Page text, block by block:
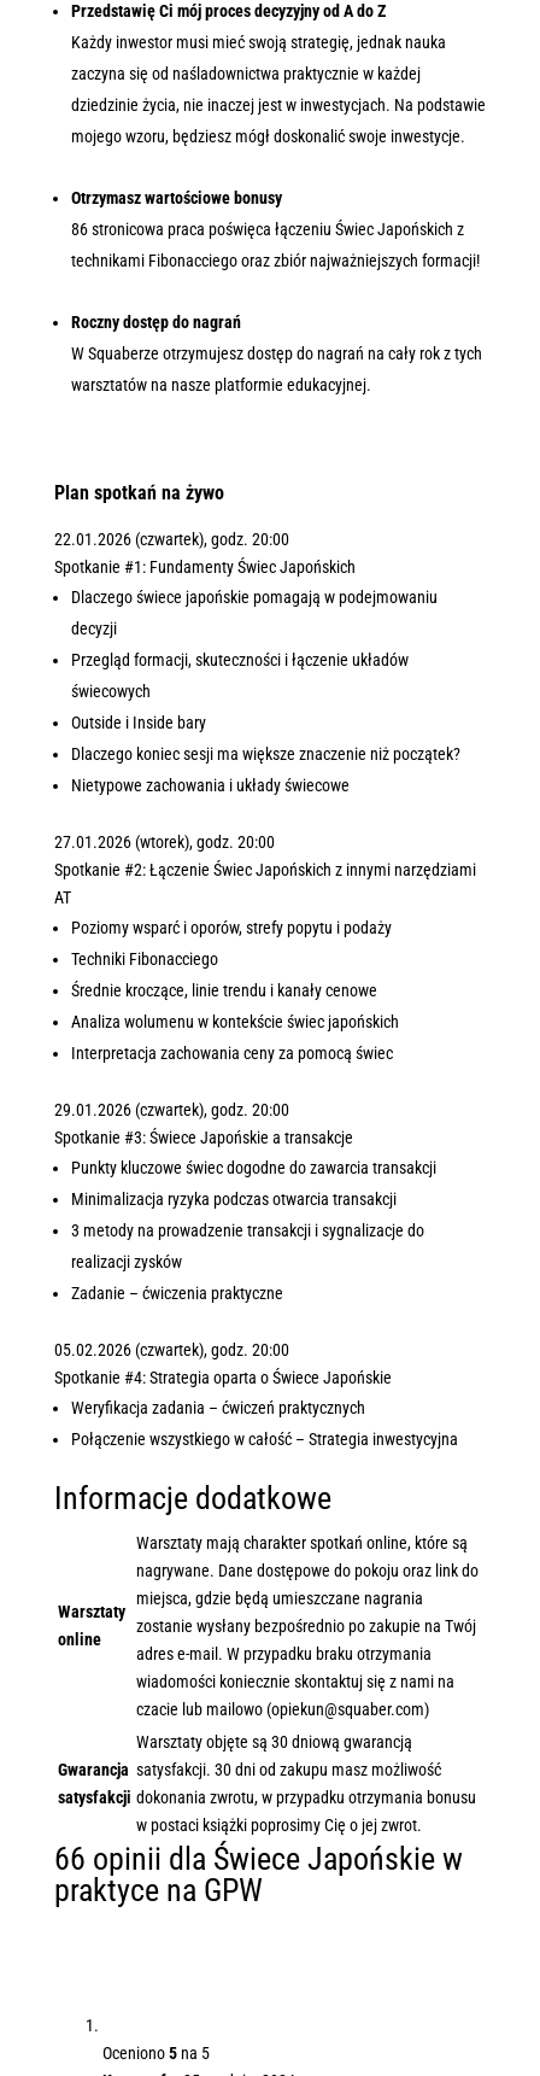
Przedstawię Ci mój proces decyzyjny od A do Z
Każdy inwestor musi mieć swoją strategię, jednak nauka
zaczyna się od naśladownictwa praktycznie w każdej
dziedzinie życia, nie inaczej jest w inwestycjach. Na podstawie
mojego wzoru, będziesz mógł doskonalić swoje inwestycje.
Otrzymasz wartościowe bonusy
86 stronicowa praca poświęca łączeniu Świec Japońskich z
technikami Fibonacciego oraz zbiór najważniejszych formacji!
Roczny dostęp do nagrań
W Squaberze otrzymujesz dostęp do nagrań na cały rok z tych
warsztatów na nasze platformie edukacyjnej.
Plan spotkań na żywo
22.01.2026 (czwartek), godz. 20:00
Spotkanie #1: Fundamenty Świec Japońskich
Dlaczego świece japońskie pomagają w podejmowaniu
decyzji
Przegląd formacji, skuteczności i łączenie układów
świecowych
Outside i Inside bary
Dlaczego koniec sesji ma większe znaczenie niż początek?
Nietypowe zachowania i układy świecowe
27.01.2026 (wtorek), godz. 20:00
Spotkanie #2: Łączenie Świec Japońskich z innymi narzędziami
AT
Poziomy wsparć i oporów, strefy popytu i podaży
Techniki Fibonacciego
Średnie kroczące, linie trendu i kanały cenowe
Analiza wolumenu w kontekście świec japońskich
Interpretacja zachowania ceny za pomocą świec
29.01.2026 (czwartek), godz. 20:00
Spotkanie #3: Świece Japońskie a transakcje
Punkty kluczowe świec dogodne do zawarcia transakcji
Minimalizacja ryzyka podczas otwarcia transakcji
3 metody na prowadzenie transakcji i sygnalizacje do
realizacji zysków
Zadanie – ćwiczenia praktyczne
05.02.2026 (czwartek), godz. 20:00
Spotkanie #4: Strategia oparta o Świece Japońskie
Weryfikacja zadania – ćwiczeń praktycznych
Połączenie wszystkiego w całość – Strategia inwestycyjna
Informacje dodatkowe
Warsztaty
online
Warsztaty mają charakter spotkań online, które są
nagrywane. Dane dostępowe do pokoju oraz link do
miejsca, gdzie będą umieszczane nagrania
zostanie wysłany bezpośrednio po zakupie na Twój
adres e-mail. W przypadku braku otrzymania
wiadomości koniecznie skontaktuj się z nami na
czacie lub mailowo (opiekun@squaber.com)
Gwarancja
satysfakcji
Warsztaty objęte są 30 dniową gwarancją
satysfakcji. 30 dni od zakupu masz możliwość
dokonania zwrotu, w przypadku otrzymania bonusu
w postaci książki poprosimy Cię o jej zwrot.
66 opinii dla Świece Japońskie w
praktyce na GPW
Oceniono5na 5